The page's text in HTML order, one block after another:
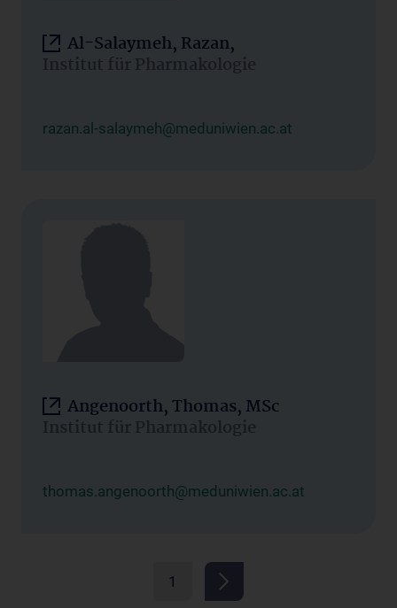
Al-Salaymeh, Razan,
Institut für Pharmakologie
razan.al-salaymeh@meduniwien.ac.at
Angenoorth, Thomas, MSc
Institut für Pharmakologie
thomas.angenoorth@meduniwien.ac.at
1